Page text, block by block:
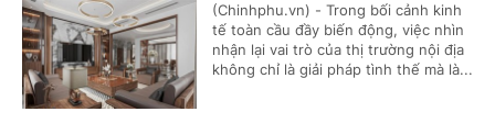
(Chinhphu.vn) - Trong bối cảnh kinh
tế toàn cầu đầy biến động, việc nhìn
nhận lại vai trò của thị trường nội địa
không chỉ là giải pháp tình thế mà là...